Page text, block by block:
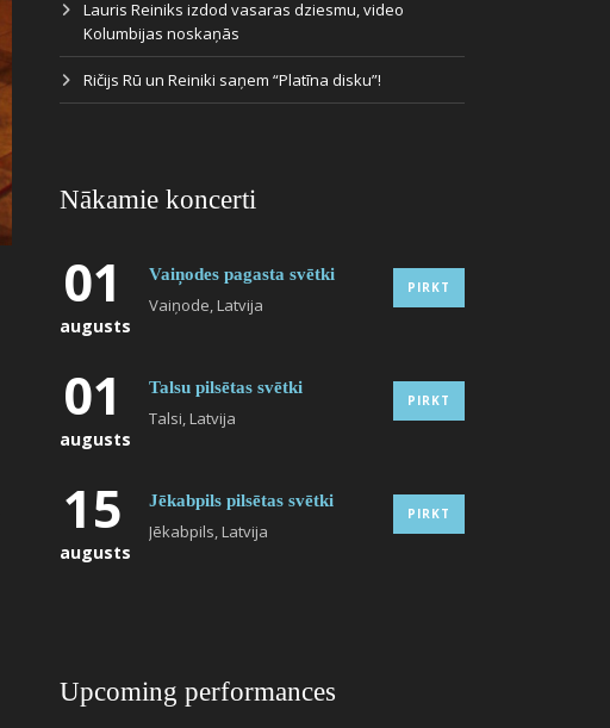
Lauris Reiniks izdod vasaras dziesmu, video
Kolumbijas noskaņās
Ričijs Rū un Reiniki saņem “Platīna disku”!
Nākamie koncerti
01
augusts
Vaiņodes pagasta svētki
Vaiņode, Latvija
PIRKT
01
augusts
Talsu pilsētas svētki
Talsi, Latvija
PIRKT
15
augusts
Jēkabpils pilsētas svētki
Jēkabpils, Latvija
PIRKT
Upcoming performances